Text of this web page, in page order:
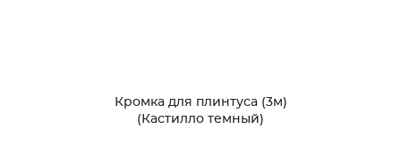
Кромка для плинтуса (3м)
(Кастилло темный)